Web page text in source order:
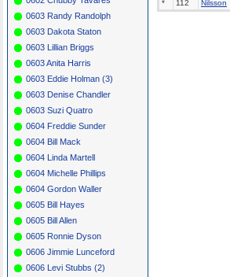
*
112 Nilsson
0603 Randy Randolph
0603 Dakota Staton
0603 Lillian Briggs
0603 Anita Harris
0603 Eddie Holman (3)
0603 Denise Chandler
0603 Suzi Quatro
0604 Freddie Sunder
0604 Bill Mack
0604 Linda Martell
0604 Michelle Phillips
0604 Gordon Waller
0605 Bill Hayes
0605 Bill Allen
0605 Ronnie Dyson
0606 Jimmie Lunceford
0606 Levi Stubbs (2)